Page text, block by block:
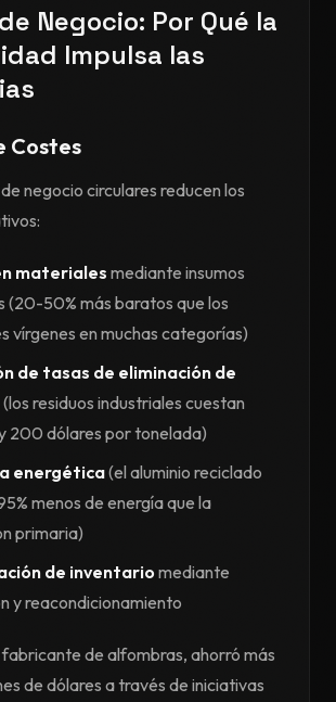
Negocio: Por Qué la
Impulsa las
Costes
negocio circulares reducen los
materiales mediante insumos
(20-50% más baratos que los
vírgenes en muchas categorías)
de tasas de eliminación de
(los residuos industriales cuestan
200 dólares por tonelada)
energética(el aluminio reciclado
menos de energía que la
primaria)
de inventario mediante
y reacondicionamiento
de alfombras, ahorró más
de dólares a través de iniciativas